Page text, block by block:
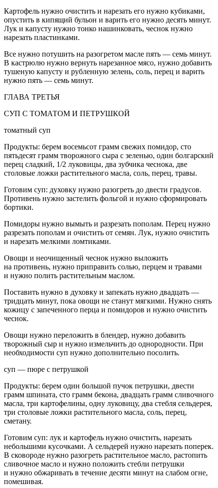
Картофель нужно очистить и нарезать его нужно кубиками,
опустить в кипящий бульон и варить его нужно десять минут.
Лук и капусту нужно тонко нашинковать, чеснок нужно
нарезать пластинками.
Все нужно потушить на разогретом масле пять — семь минут.
В кастрюлю нужно вернуть нарезанное мясо, нужно добавить
тушеную капусту и рубленную зелень, соль, перец и варить
нужно пять — семь минут.
ГЛАВА ТРЕТЬЯ
СУП С ТОМАТОМ И ПЕТРУШКОЙ
томатный суп
Продукты: берем восемьсот грамм свежих помидор, сто
пятьдесят грамм творожного сыра с зеленью, один болгарский
перец сладкий, 1/2 луковицы, два зубчика чеснока, две
столовые ложки растительного масла, соль, перец, травы.
Готовим суп: духовку нужно разогреть до двести градусов.
Противень нужно застелить фольгой и нужно сформировать
бортики.
Помидоры нужно вымыть и разрезать пополам. Перец нужно
разрезать пополам и очистить от семян. Лук, нужно очистить
и нарезать мелкими ломтиками.
Овощи и неочищенный чеснок нужно выложить
на противень, нужно приправить солью, перцем и травами
и нужно полить растительным маслом.
Поставить нужно в духовку и запекать нужно двадцать —
тридцать минут, пока овощи не станут мягкими. Нужно снять
кожицу с запеченного перца и помидоров и нужно очистить
чеснок.
Овощи нужно переложить в блендер, нужно добавить
творожный сыр и нужно измельчить до однородности. При
необходимости суп нужно дополнительно посолить.
суп — пюре с петрушкой
Продукты: берем один большой пучок петрушки, двести
грамм шпината, сто грамм бекона, двадцать грамм сливочного
масла, три картофелины, одну луковицу, два стебля сельдерея,
три столовые ложки растительного масла, соль, перец,
сметану.
Готовим суп: лук и картофель нужно очистить, нарезать
небольшими кусочками. А сельдерей нужно нарезать поперек.
В сковороде нужно разогреть растительное масло, растопить
сливочное масло и нужно положить стебли петрушки
и нужно обжаривать в течение десяти минут на слабом огне,
помешивая.